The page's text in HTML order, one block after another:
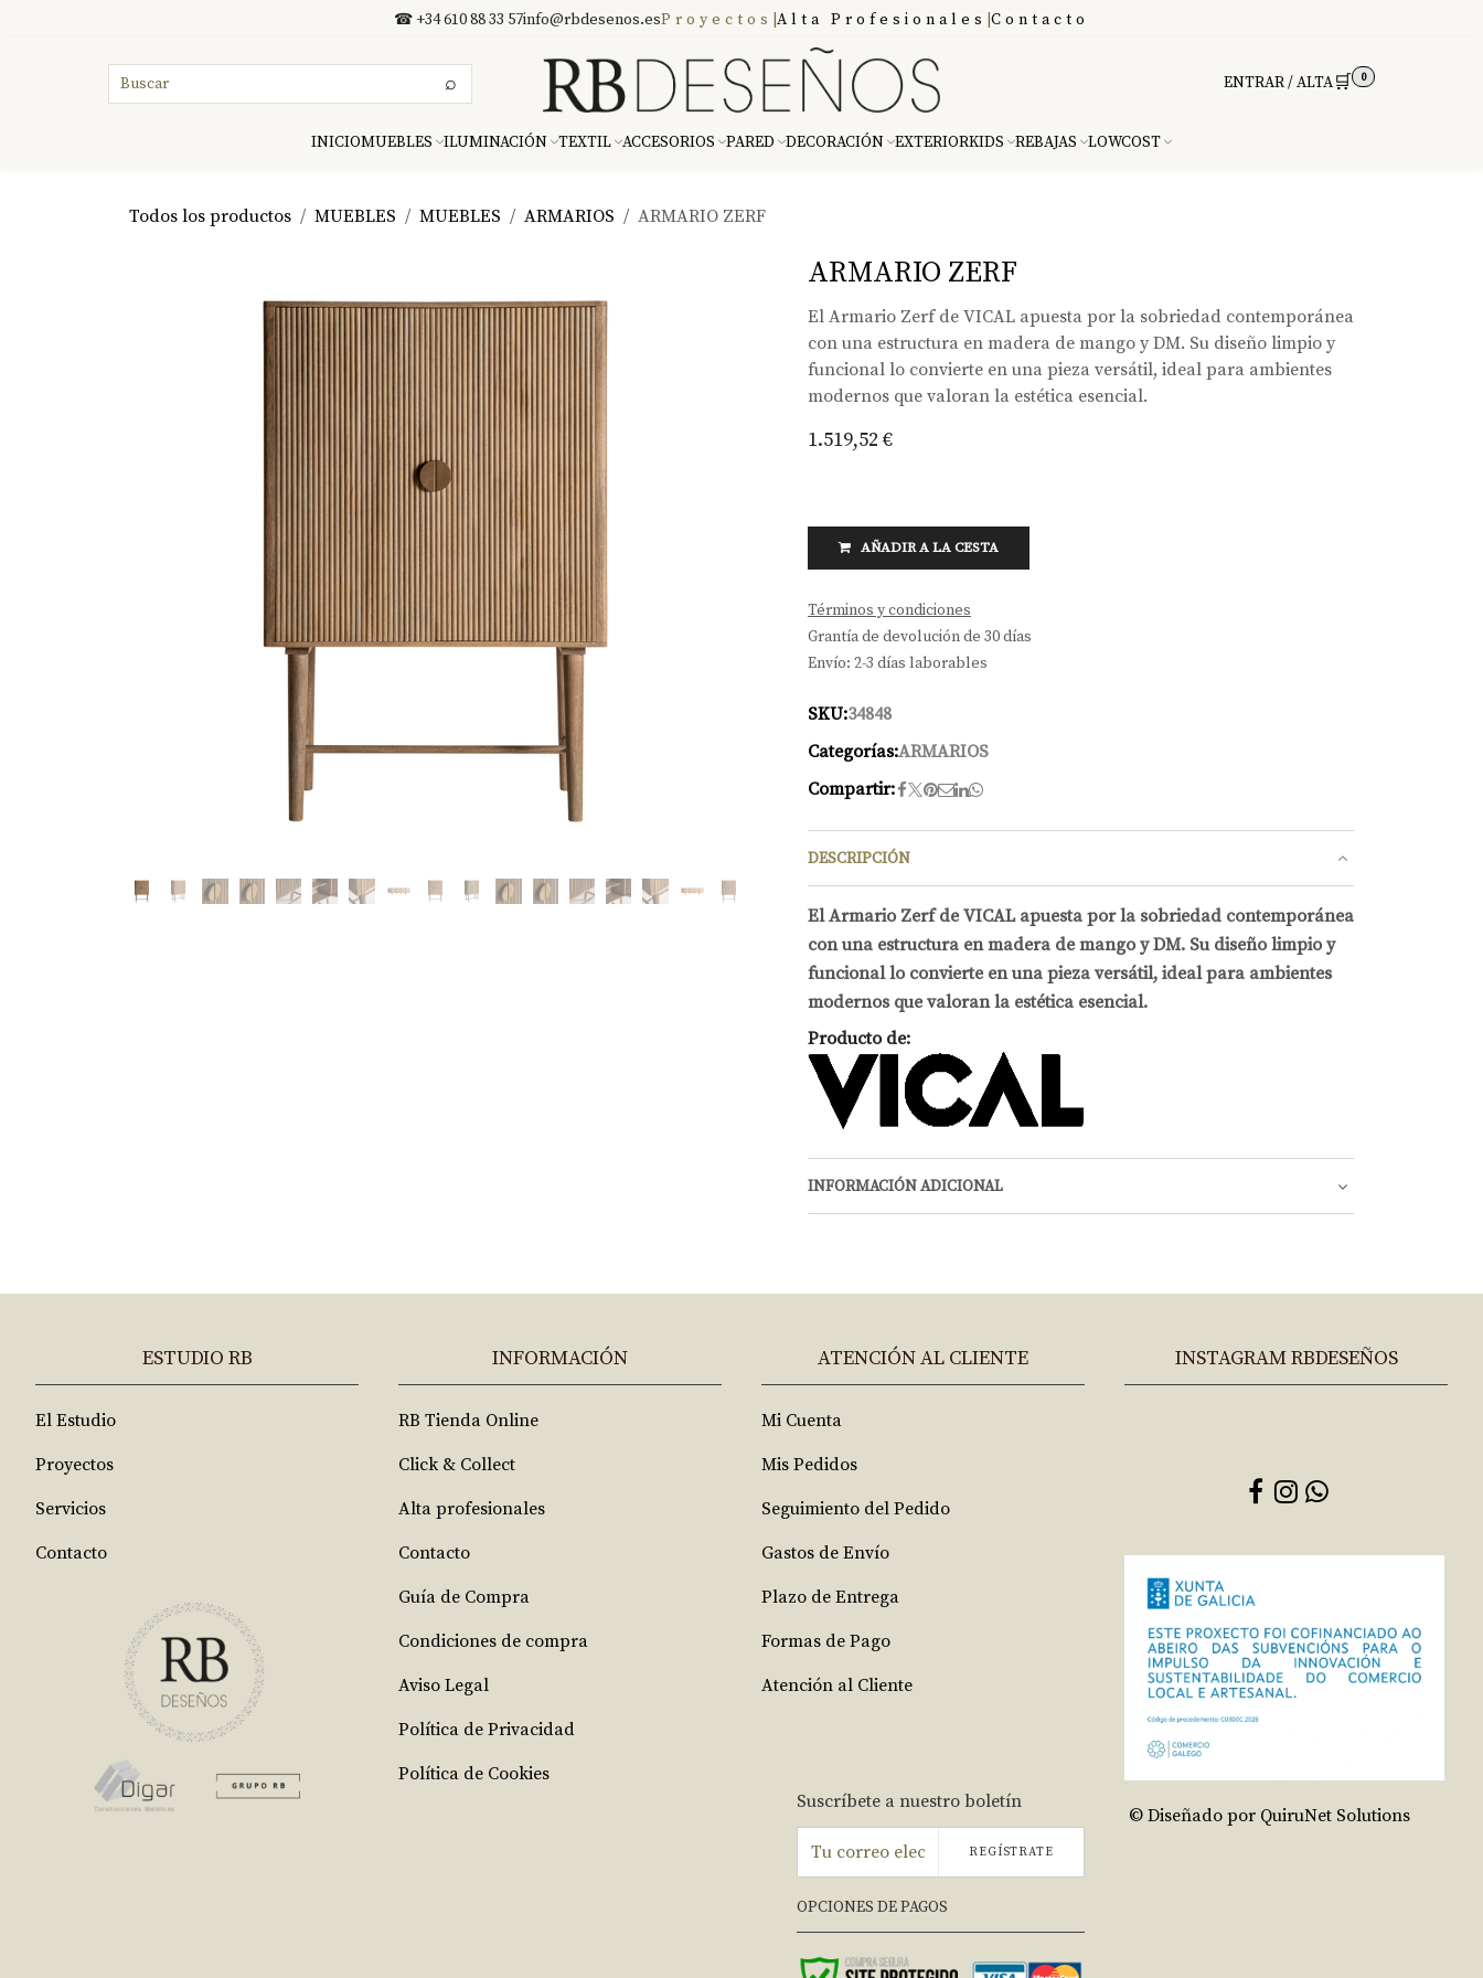
☎ +34 610 88 33 57info@rbdesenos.esProyectos Alta Profesionales Contacto
⌕ ENTRAR / ALTA🛒 0
INICIOMUEBLES ILUMINACIÓN TEXTIL ACCESORIOS PARED DECORACIÓN EXTERIORKIDS REBAJAS LOWCOST
Todos los productos MUEBLES MUEBLES ARMARIOS ARMARIO ZERF
ARMARIO ZERF
El Armario Zerf de VICAL apuesta por la sobriedad contemporánea
con una estructura en madera de mango y DM. Su diseño limpio y
funcional lo convierte en una pieza versátil, ideal para ambientes
modernos que valoran la estética esencial.
1.519,52 €
AÑADIR A LA CESTA
Términos y condiciones
Grantía de devolución de 30 días
Envío: 2-3 días laborables
SKU:34848
Categorías:ARMARIOS
Compartir:
DESCRIPCIÓN
El Armario Zerf de VICAL apuesta por la sobriedad contemporánea
con una estructura en madera de mango y DM. Su diseño limpio y
funcional lo convierte en una pieza versátil, ideal para ambientes
modernos que valoran la estética esencial.
Producto de:
INFORMACIÓN ADICIONAL
ESTUDIO RB
El Estudio
Proyectos
Servicios
Contacto
INFORMACIÓN
RB Tienda Online
Click & Collect
Alta profesionales
Contacto
Guía de Compra
Condiciones de compra
Aviso Legal
Política de Privacidad
Política de Cookies
ATENCIÓN AL CLIENTE
Mi Cuenta
Mis Pedidos
Seguimiento del Pedido
Gastos de Envío
Plazo de Entrega
Formas de Pago
Atención al Cliente
Suscríbete a nuestro boletín
REGÍSTRATE
OPCIONES DE PAGOS
INSTAGRAM RBDESEÑOS
© Diseñado por QuiruNet Solutions